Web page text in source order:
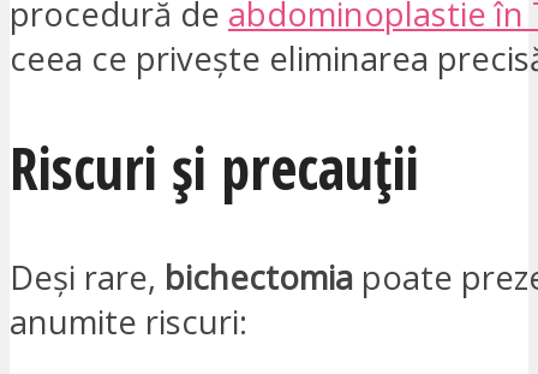
procedură de abdominoplastie în
ceea ce privește eliminarea
Riscuri și precauții
Deși rare, bichectomia poate
anumite riscuri: